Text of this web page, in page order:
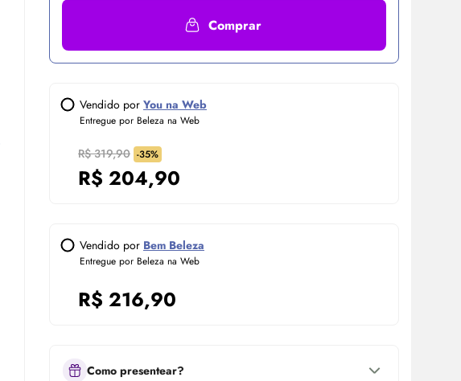
Comprar
Vendido por You na Web
Entregue por Beleza na Web
R$ 319,90 -35%
R$ 204,90
Vendido por Bem Beleza
Entregue por Beleza na Web
R$ 216,90
Como presentear?